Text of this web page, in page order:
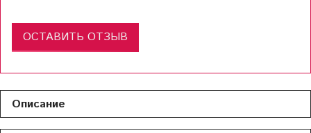
ОСТАВИТЬ ОТЗЫВ
Описание